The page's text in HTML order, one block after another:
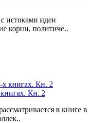
истоками идеи
корни, политиче..
Кн. 2
в книге в